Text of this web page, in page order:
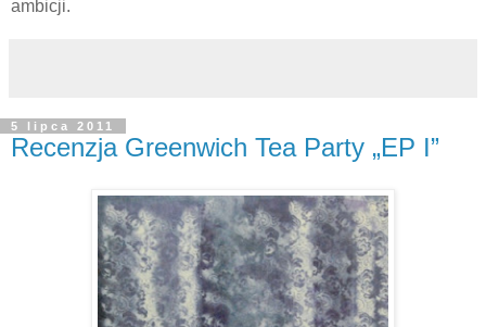
ambicji.
5 lipca 2011
Recenzja Greenwich Tea Party „EP I”